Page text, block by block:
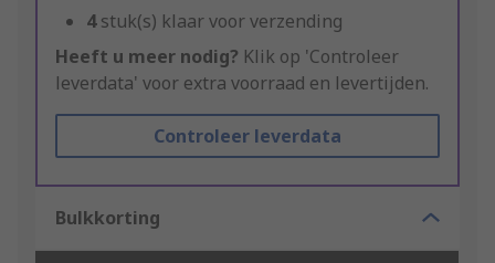
4stuk(s) klaar voor verzending
Heeft u meer nodig? Klik op 'Controleer
leverdata' voor extra voorraad en levertijden.
Controleer leverdata
Bulkkorting